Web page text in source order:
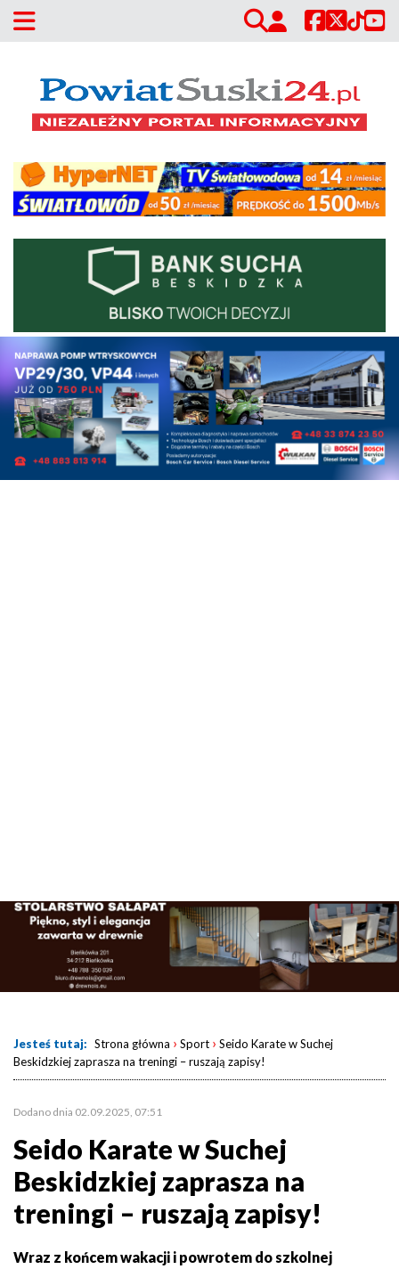
Jesteś tutaj: Strona główna › Sport › Seido Karate w Suchej
Beskidzkiej zaprasza na treningi – ruszają zapisy!
Dodano dnia 02.09.2025, 07:51
Seido Karate w Suchej
Beskidzkiej zaprasza na
treningi – ruszają zapisy!
Wraz z końcem wakacji i powrotem do szkolnej